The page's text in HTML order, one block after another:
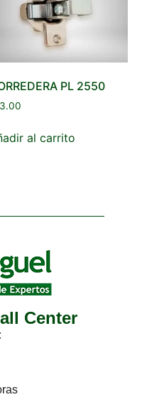
PL 2550
al carrito
Center